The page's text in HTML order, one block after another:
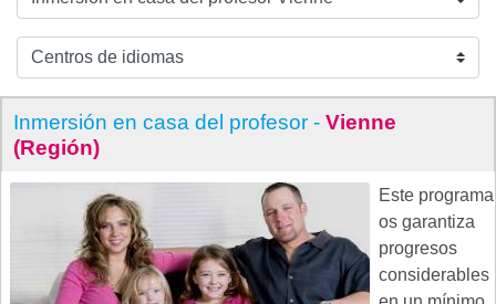
Inmersión en casa del profesor - Vienne
(Región)
Este programa
os garantiza
progresos
considerables